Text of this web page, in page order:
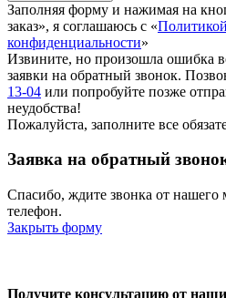
Заполняя форму и нажимая на
заказ», я соглашаюсь с «Политикой
конфиденциальности»
Извините, но произошла ошибка
заявки на обратный звонок.
13-04 или попробуйте позже
неудобства!
Пожалуйста, заполните все
Заявка на обратный
Спасибо, ждите звонка от нашего
телефон.
Закрыть форму
Получите консультацию от